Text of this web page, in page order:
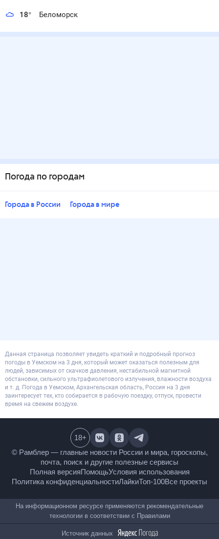
18° Беломорск
Погода по городам
Города в России Города в мире
Данная страница позволяет увидеть краткий и подробный прогноз
погоды в Уемском на 3 дня, который может оказаться полезным для
людей, зависимых от скачков давления, нестабильной магнитной
обстановки, сильного ультрафиолетового излучения, влажности воздуха
и т. д. Погода в Уемском, Архангельская область, Россия на 3 дня
заинтересует тех, кто собирается в рабочую поездку, отпуск, провести
время на свежем воздухе.
© Рамблер — главные новости России и мира,
гороскопы, почта, поиск и другие полезные сервисы
Полная версияПомощьУсловия использования
Политика конфиденциальностиЛайкиТоп-100
18+
На информационном ресурсе применяются
рекомендательные технологии в соответствии сПравилами